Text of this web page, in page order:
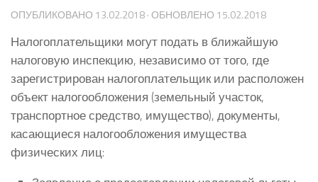
ОПУБЛИКОВАНО 13.02.2018· ОБНОВЛЕНО 15.02.2018
Налогоплательщики могут подать в ближайшую
налоговую инспекцию, независимо от того, где
зарегистрирован налогоплательщик или расположен
объект налогообложения (земельный участок,
транспортное средство, имущество), документы,
касающиеся налогообложения имущества
физических лиц: